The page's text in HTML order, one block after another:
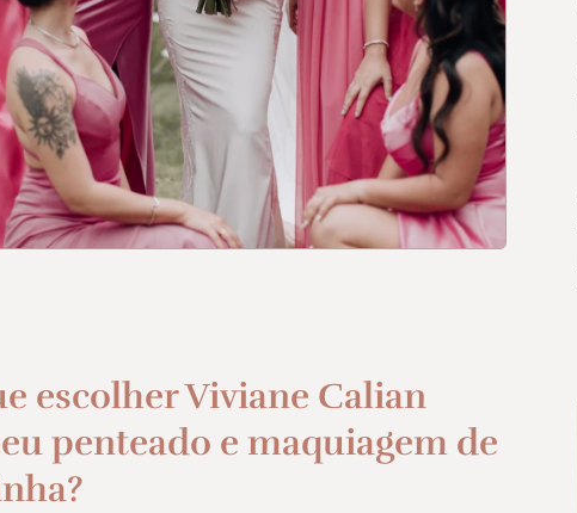
escolher Viviane Calian
penteado e maquiagem de